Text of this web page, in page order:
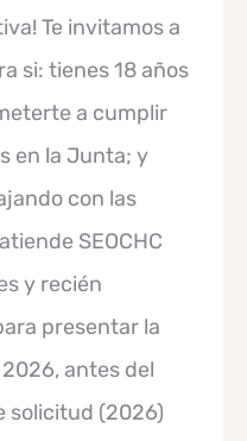
Te invitamos a
si: tienes 18 años
a cumplir
en la Junta; y
con las
SEOCHC
y recién
presentar la
antes del
solicitud (2026)